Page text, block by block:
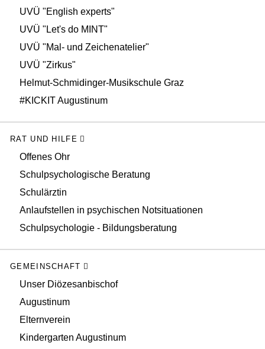
UVÜ "English experts"
UVÜ "Let's do MINT"
UVÜ "Mal- und Zeichenatelier"
UVÜ "Zirkus"
Helmut-Schmidinger-Musikschule Graz
#KICKIT Augustinum
RAT UND HILFE
Offenes Ohr
Schulpsychologische Beratung
Schulärztin
Anlaufstellen in psychischen Notsituationen
Schulpsychologie - Bildungsberatung
GEMEINSCHAFT
Unser Diözesanbischof
Augustinum
Elternverein
Kindergarten Augustinum